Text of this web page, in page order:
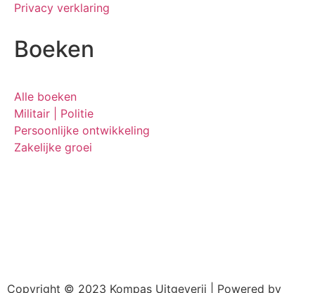
Privacy verklaring
Boeken
Alle boeken
Militair | Politie
Persoonlijke ontwikkeling
Zakelijke groei
Copyright © 2023 Kompas Uitgeverij | Powered by